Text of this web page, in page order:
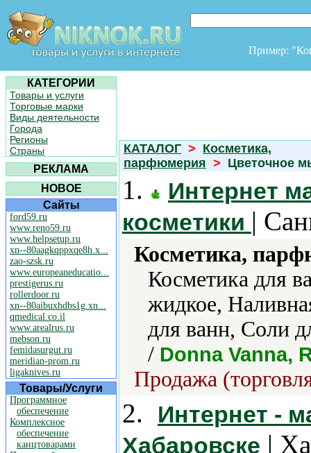
Пример:
КАТЕГОРИИ
Товары и услуги
Торговые марки
Виды деятельности
Города
Регионы
Страны
РЕКЛАМА
НОВОЕ
Сайты
ford59.ru
www.reno59.ru
www.helpsetup.ru
xn--80aagkqppxqe8h.x...
zao-szsk.ru
www.europeaneducatio...
prestigerus.ru
rollerdoor.ru
xn--80aibuxhdbs1g.xn...
qmedical.co.il
www.arealrus.ru
mebson.ru
femidasurgut.ru
meridian-prom.ru
ligaknives.ru
Товары/Услуги
Программное
обеспечение
Комплексное
обеспечение
канцтоварами
КАТАЛОГ > Косметика,
парфюмерия > Цветочное
1.
Интернет
косметики |
Косметика,
Косметика для
жидкое,
для ванн, Соли
/ Donna Vanna,
Продажа
2.
Интернет -
Хабаровске |